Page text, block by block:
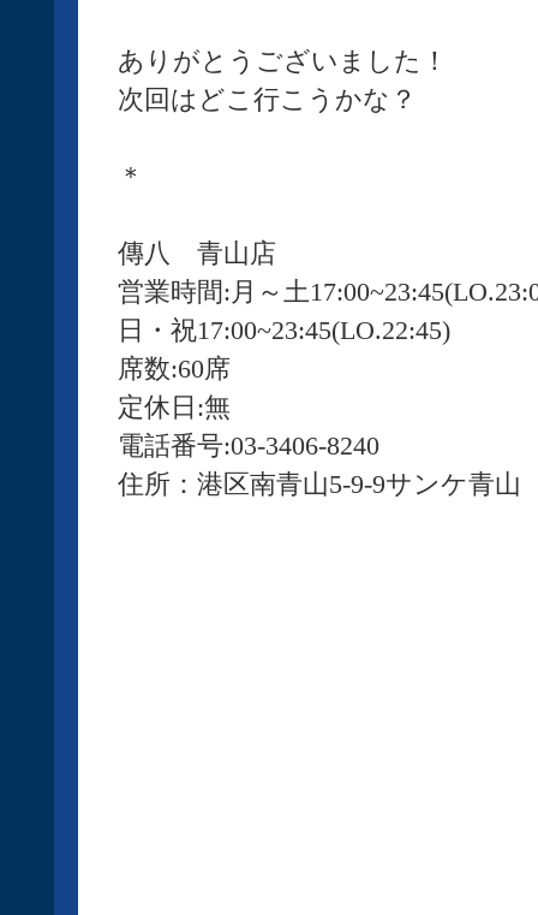
ありがとうございました！
次回はどこ行こうかな？
＊
傳八 青山店
営業時間:月～土
日・祝17:00~23:45(LO.22:45)
席数:60席
定休日:無
電話番号:03-3406-8240
住所：港区南青山5-9-9サンケ青山